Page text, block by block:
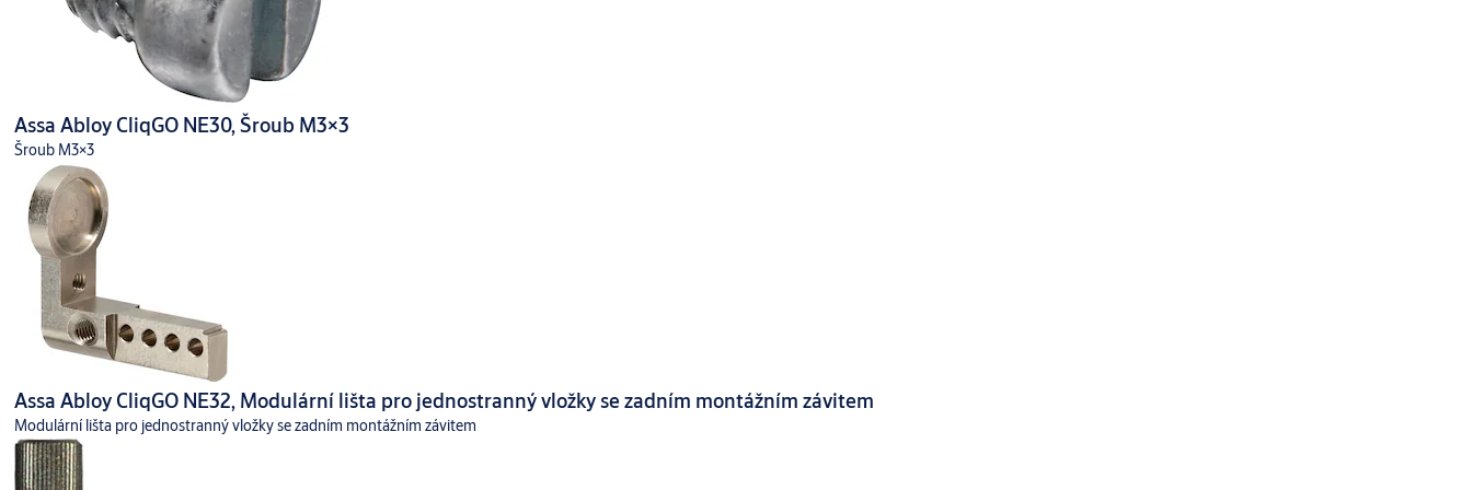
Assa Abloy CliqGO NE30, Šroub M3×3
Šroub M3×3
Assa Abloy CliqGO NE32, Modulární lišta pro jednostranný vložky se zadním montážním závitem
Modulární lišta pro jednostranný vložky se zadním montážním závitem